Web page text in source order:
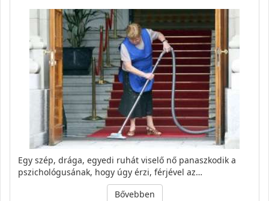
Egy szép, drága, egyedi ruhát viselő nő panaszkodik a
pszichológusának, hogy úgy érzi, férjével az…
Bővebben